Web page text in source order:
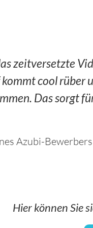
zeitversetzte
cool rüber
Das sorgt
Azubi-
Hier können Sie